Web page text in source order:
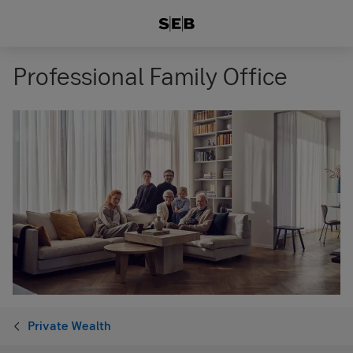
Professional Family Office
Private Wealth